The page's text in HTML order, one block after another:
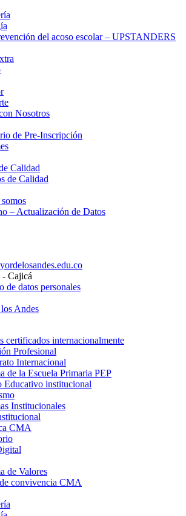
del acoso escolar – UPSTANDERS
Nosotros
de Pre-Inscripción
Calidad
de Calidad
– Actualización de Datos
Cajicá
de datos personales
certificados internacionalmente
Profesional
Internacional
de la Escuela Primaria PEP
Educativo institucional
Institucionales
CMA
de Valores
convivencia CMA